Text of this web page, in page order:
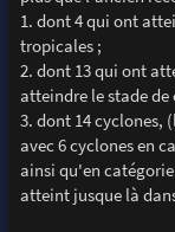
1. dont 4 qui ont
tropicales ;
2. dont 13 qui ont
atteindre le stade de
3. dont 14 cyclones,
avec 6 cyclones en
ainsi qu'en
atteint jusque là